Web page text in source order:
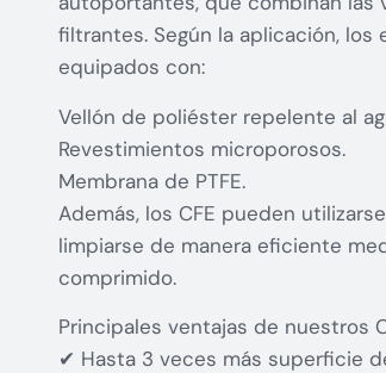
filtrantes. Según la aplicación,
equipados con:
Vellón de poliéster repelente al
Revestimientos microporosos.
Membrana de PTFE.
Además, los CFE pueden
limpiarse de manera eficiente
comprimido.
Principales ventajas de nuestros
✔ Hasta 3 veces más superficie